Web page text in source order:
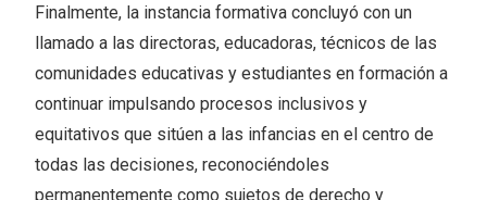
Finalmente, la instancia formativa concluyó con un
llamado a las directoras, educadoras, técnicos de las
comunidades educativas y estudiantes en formación a
continuar impulsando procesos inclusivos y
equitativos que sitúen a las infancias en el centro de
todas las decisiones, reconociéndoles
permanentemente como sujetos de derecho y